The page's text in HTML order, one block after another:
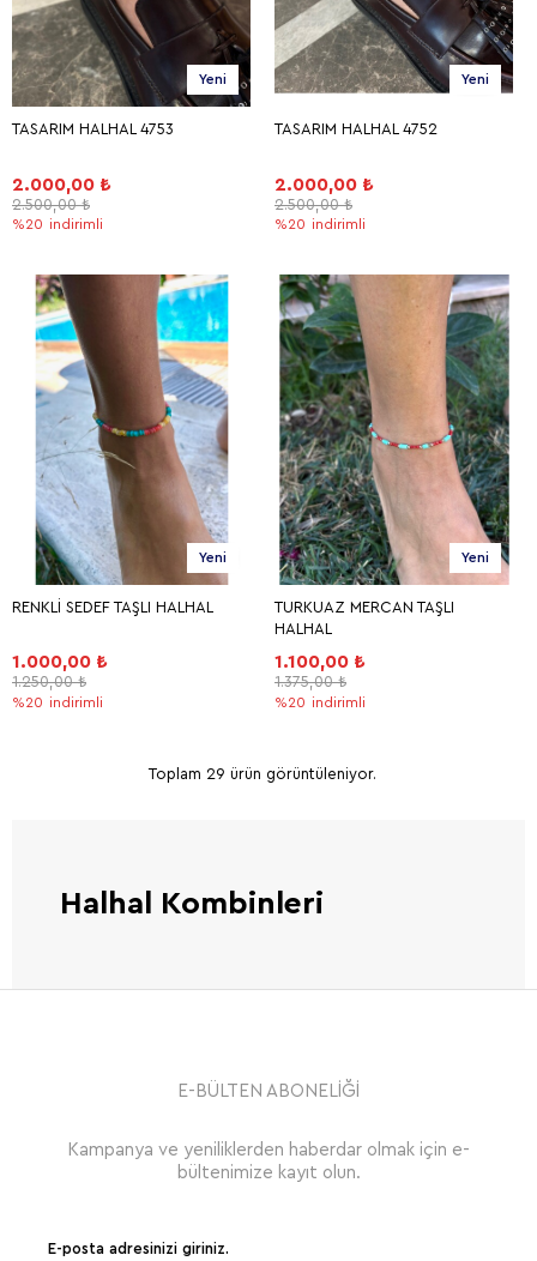
Yeni
TASARIM HALHAL 4753
2.000,00 ₺
2.500,00 ₺
%20 indirimli
Yeni
TASARIM HALHAL 4752
2.000,00 ₺
2.500,00 ₺
%20 indirimli
Yeni
RENKLİ SEDEF TAŞLI HALHAL
1.000,00 ₺
1.250,00 ₺
%20 indirimli
Yeni
TURKUAZ MERCAN TAŞLI
HALHAL
1.100,00 ₺
1.375,00 ₺
%20 indirimli
Toplam 29 ürün görüntüleniyor.
Halhal Kombinleri
E-BÜLTEN ABONELİĞİ
Kampanya ve yeniliklerden haberdar olmak için e-
bültenimize kayıt olun.